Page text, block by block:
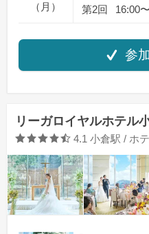
（月） 第2回 16:00
参
リーガロイヤルホテル
口コミ評価
4.1 小倉駅 / ホ